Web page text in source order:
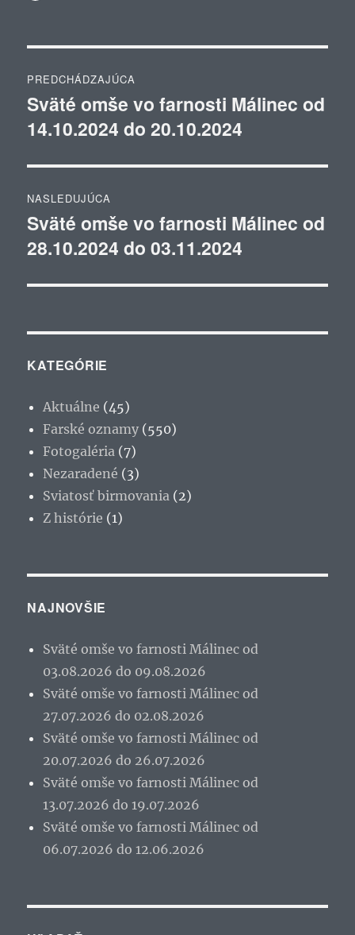
v
článku
PREDCHÁDZAJÚCA
Predchádzajúci
článok:
Sväté omše vo farnosti Málinec od
14.10.2024 do 20.10.2024
NASLEDUJÚCA
Ďalší
článok:
Sväté omše vo farnosti Málinec od
28.10.2024 do 03.11.2024
KATEGÓRIE
Aktuálne (45)
Farské oznamy (550)
Fotogaléria (7)
Nezaradené (3)
Sviatosť birmovania (2)
Z histórie (1)
NAJNOVŠIE
Sväté omše vo farnosti Málinec od
03.08.2026 do 09.08.2026
Sväté omše vo farnosti Málinec od
27.07.2026 do 02.08.2026
Sväté omše vo farnosti Málinec od
20.07.2026 do 26.07.2026
Sväté omše vo farnosti Málinec od
13.07.2026 do 19.07.2026
Sväté omše vo farnosti Málinec od
06.07.2026 do 12.06.2026